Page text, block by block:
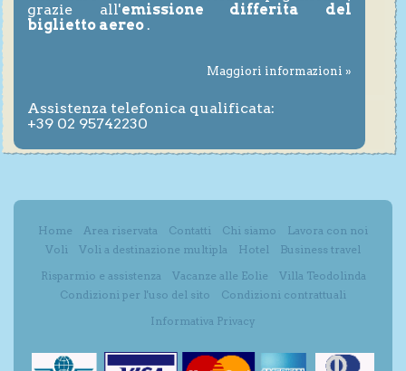
grazie all'emissione differita del
biglietto aereo .
Maggiori informazioni »
Assistenza telefonica qualificata:
+39 02 95742230
Home Area riservata Contatti Chi siamo
Lavora con noi
Voli
Voli a destinazione multipla Hotel
Business travel
Risparmio e assistenza
Vacanze alle Eolie
Villa Teodolinda
Condizioni per l'uso del sito
Condizioni contrattuali
Informativa Privacy